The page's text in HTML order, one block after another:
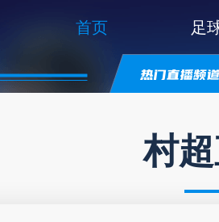
首页 足
村